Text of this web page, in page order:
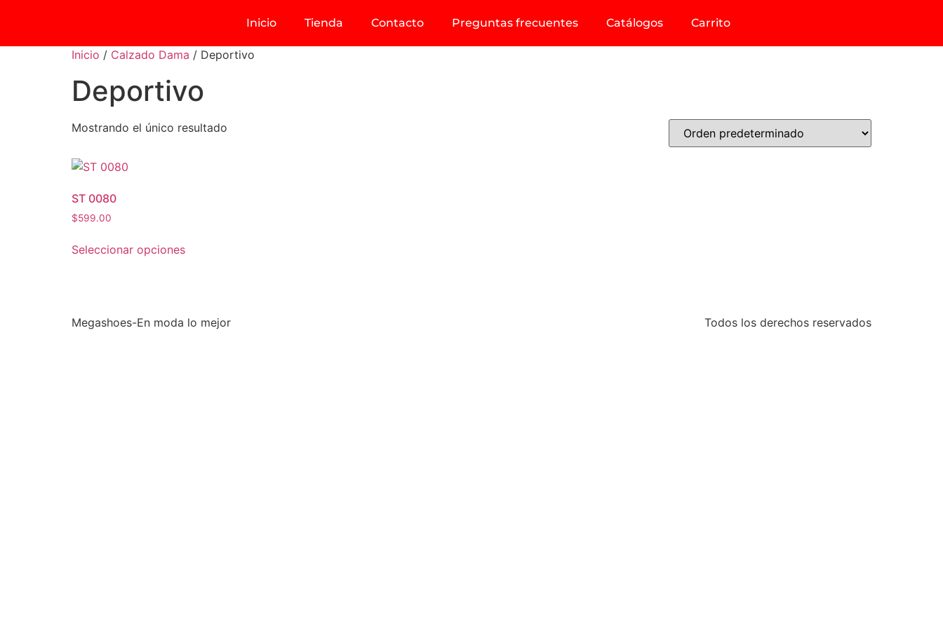
Inicio Tienda Contacto Preguntas frecuentes Catálogos Carrito
Inicio / Calzado Dama / Deportivo
Deportivo
Mostrando el único resultado
ST 0080
$599.00
Seleccionar opciones
Megashoes-En moda lo mejor Todos los derechos reservados